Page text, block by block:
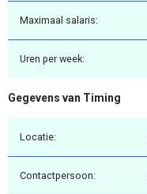
Maximaal salaris:
Uren per week:
Gegevens van Timing
Locatie:
Contactpersoon: